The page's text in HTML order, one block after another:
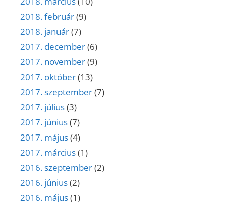
2018. február(9)
2018. január(7)
2017. december(6)
2017. november(9)
2017. október(13)
2017. szeptember(7)
2017. július(3)
2017. június(7)
2017. május(4)
2017. március(1)
2016. szeptember(2)
2016. június(2)
2016. május(1)